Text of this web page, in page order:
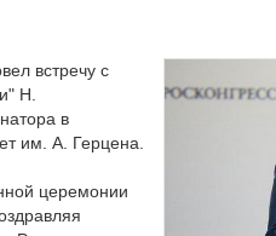
встречу с
Н.
в
им. А. Герцена.
церемонии